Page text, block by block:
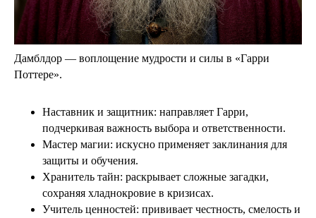
Дамблдор — воплощение мудрости и силы в «Гарри
Поттере».
Наставник и защитник: направляет Гарри,
подчеркивая важность выбора и ответственности.
Мастер магии: искусно применяет заклинания для
защиты и обучения.
Хранитель тайн: раскрывает сложные загадки,
сохраняя хладнокровие в кризисах.
Учитель ценностей: прививает честность, смелость и